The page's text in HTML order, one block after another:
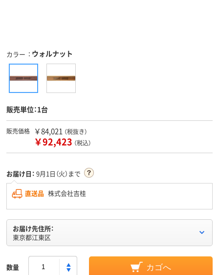
カラー ウォルナット
販売単位：1台
販売価格 ￥84,021 （税抜き）
￥92,423 （税込）
お届け日： 9月1日（火）まで
直送品 株式会社吉桂
お届け先住所：
東京都江東区
数量 カゴへ